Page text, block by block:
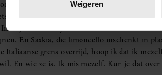
toestemming op elk moment wijzigen of
We gebruiken cookies om content en
websiteverkeer te analyseren. Ook
media, adverteren en analyse. Deze
verstrekt of die ze hebben verzameld
Weigeren
Mijn hand glijdt langs mijn buik naar
Het is alsof mijn lijf wacht.
mijn hoofd: Tijn en Maureen. Maar ook:
En Saskia, die limoncello inschenkt in
Italiaanse grens overrijd, hoop ik dat ik
En wie ze is. Ik mis mezelf. Kun je dat over